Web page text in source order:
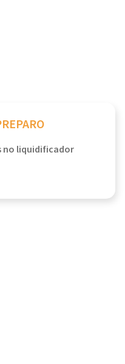
no liquidificador